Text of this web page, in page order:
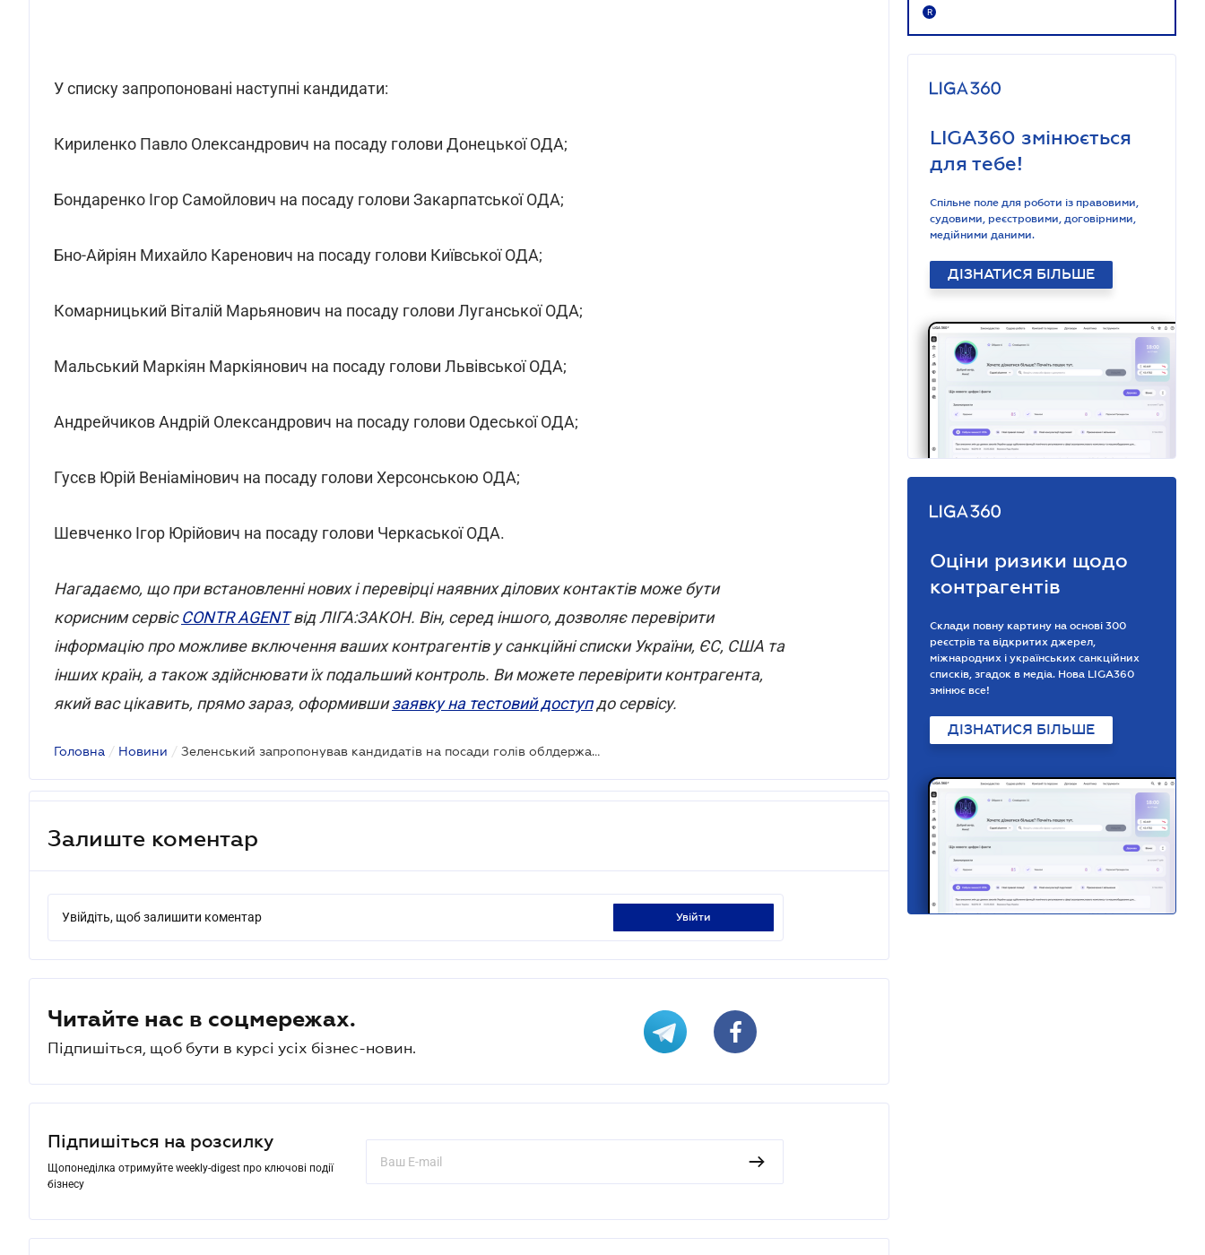
У списку запропоновані наступні кандидати:
Кириленко Павло Олександрович на посаду голови Донецької ОДА;
Бондаренко Ігор Самойлович на посаду голови Закарпатської ОДА;
Бно-Айріян Михайло Каренович на посаду голови Київської ОДА;
Комарницький Віталій Марьянович на посаду голови Луганської ОДА;
Мальський Маркіян Маркіянович на посаду голови Львівської ОДА;
Андрейчиков Андрій Олександрович на посаду голови Одеської ОДА;
Гусєв Юрій Веніамінович на посаду голови Херсонською ОДА;
Шевченко Ігор Юрійович на посаду голови Черкаської ОДА.
Нагадаємо, що при встановленні нових і перевірці наявних ділових контактів може бути
корисним сервісCONTR AGENTвід ЛІГА:ЗАКОН. Він, серед іншого, дозволяє перевірити
інформацію про можливе включення ваших контрагентів у санкційні списки України, ЄС, США та
інших країн, а також здійснювати їх подальший контроль. Ви можете перевірити контрагента,
який вас цікавить, прямо зараз, оформившизаявку на тестовий доступдо сервісу.
Головна / Новини / Зеленський запропонував кандидатів на посади голів облдержадміністрацій
Залиште коментар
Увійдіть, щоб залишити коментар увійти
Читайте нас в соцмережах.
Підпишіться, щоб бути в курсі усіх бізнес-новин.
Підпишіться на розсилку
Щопонеділка отримуйте weekly-digest про ключові події
бізнесу
R
LIGA360 змінюється
для тебе!
Спільне поле для роботи із правовими,
судовими, реєстровими, договірними,
медійними даними.
ДІЗНАТИСЯ БІЛЬШЕ
Оціни ризики щодо
контрагентів
Склади повну картину на основі 300
реєстрів та відкритих джерел,
міжнародних і українських санкційних
списків, згадок в медіа. Нова LIGA360
змінює все!
ДІЗНАТИСЯ БІЛЬШЕ